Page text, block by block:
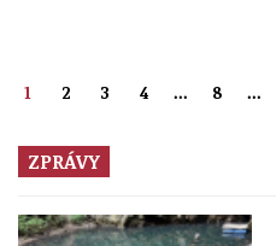
1 2 3 4 ... 8 ...
ZPRÁVY